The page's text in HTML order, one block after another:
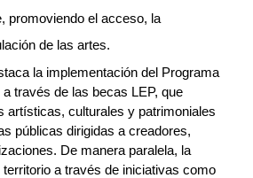
promoviendo el acceso, la
de las artes.
la implementación del Programa
través de las becas LEP, que
artísticas, culturales y patrimoniales
públicas dirigidas a creadores,
De manera paralela, la
a través de iniciativas como